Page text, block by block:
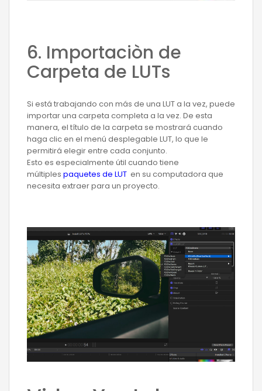
6. Importaciòn de
Carpeta de LUTs
Si está trabajando con más de una LUT a la vez, puede
importar una carpeta completa a la vez. De esta
manera, el título de la carpeta se mostrará cuando
haga clic en el menú desplegable LUT, lo que le
permitirá elegir entre cada conjunto.
Esto es especialmente útil cuando tiene
múltiples paquetes de LUT en su computadora que
necesita extraer para un proyecto.